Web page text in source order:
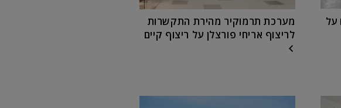
על
מערכת תרמוקיר מהירת התקשרות
לריצוף אריחי פורצלן על ריצוף קיים